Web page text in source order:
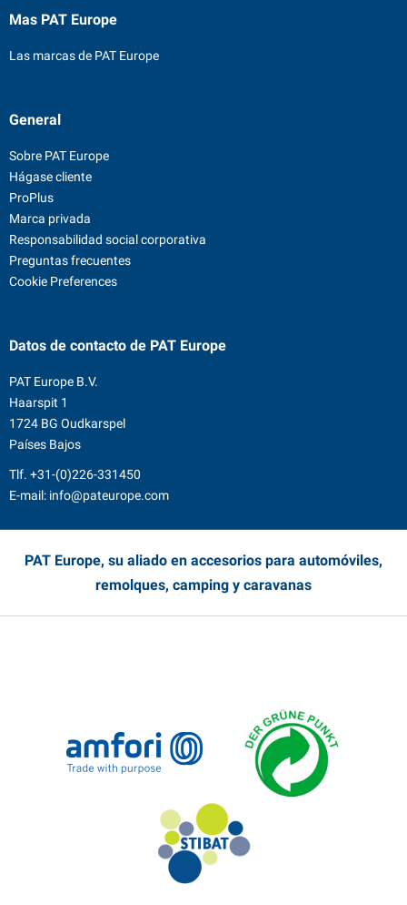
Mas PAT Europe
Las marcas de PAT Europe
General
Sobre PAT Europe
Hágase cliente
ProPlus
Marca privada
Responsabilidad social corporativa
Preguntas frecuentes
Cookie Preferences
Datos de contacto de PAT Europe
PAT Europe B.V.
Haarspit 1
1724 BG Oudkarspel
Países Bajos
Tlf. +31-(0)226-331450
E-mail: info@pateurope.com
PAT Europe, su aliado en accesorios para automóviles,
remolques, camping y caravanas